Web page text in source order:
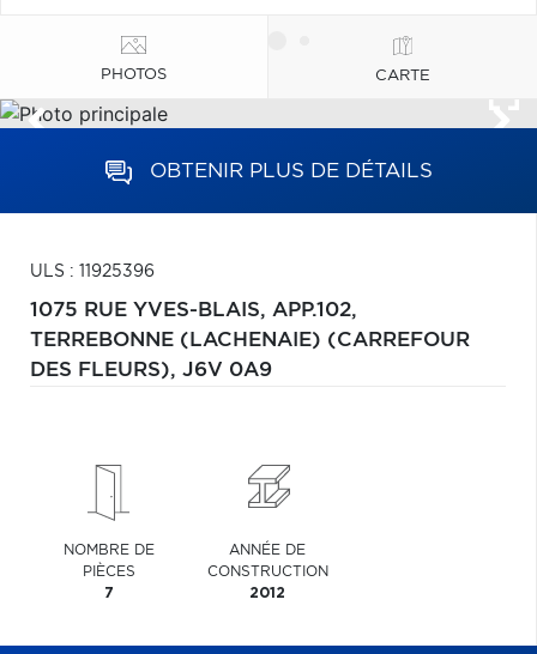
PHOTOS CARTE
OBTENIR PLUS DE DÉTAILS
ULS : 11925396
1075 RUE YVES-BLAIS, APP.102,
TERREBONNE (LACHENAIE) (CARREFOUR
DES FLEURS), J6V 0A9
NOMBRE DE
PIÈCES
7
ANNÉE DE
CONSTRUCTION
2012